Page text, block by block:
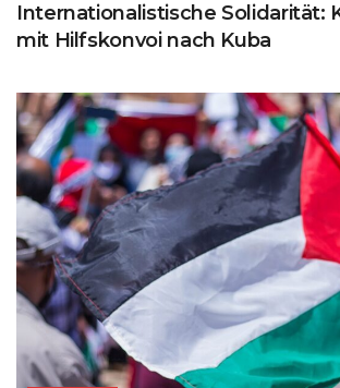
Internationalistische Solidarität:
mit Hilfskonvoi nach Kuba